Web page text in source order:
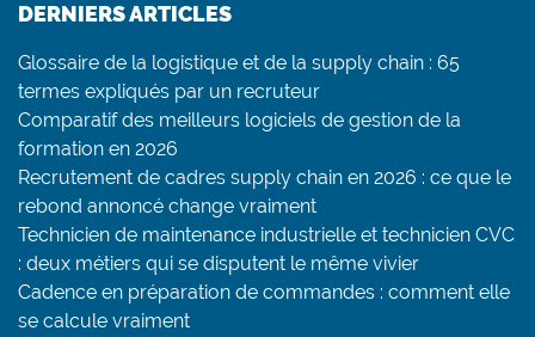
DERNIERS ARTICLES
Glossaire de la logistique et de la supply chain : 65
termes expliqués par un recruteur
Comparatif des meilleurs logiciels de gestion de la
formation en 2026
Recrutement de cadres supply chain en 2026 : ce que le
rebond annoncé change vraiment
Technicien de maintenance industrielle et technicien CVC
: deux métiers qui se disputent le même vivier
Cadence en préparation de commandes : comment elle
se calcule vraiment